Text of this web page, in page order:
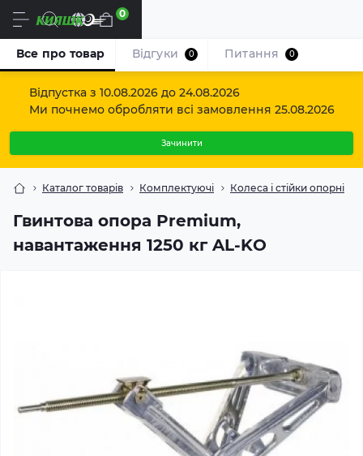
Відпустка з 10.08.2026 до 24.08.2026
Ми почнемо обробляти всі замовлення 25.08.2026
Зачинити
Uk 0
Каталог товарів Комплектуючі Колеса і стійки опорні
Гвинтова опора Premium,
навантаження 1250 кг AL-KO
Все про товар Відгуки 0 Питання 0